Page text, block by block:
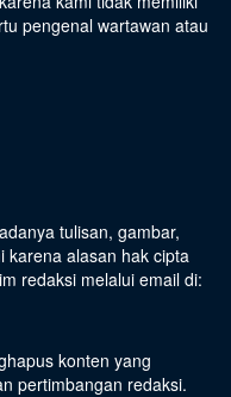
pengenal wartawan atau
tulisan, gambar,
karena alasan hak cipta
redaksi melalui email di:
konten yang
pertimbangan redaksi.